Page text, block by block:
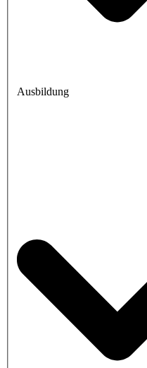
Ausbildung